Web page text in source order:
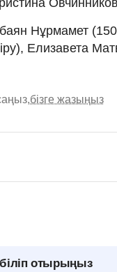
Нұрмамет
Елизавета
бізге жазыңыз
отырыңыз